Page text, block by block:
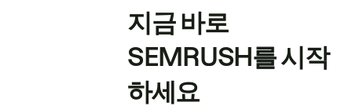
지금 바로
SEMRUSH를 시작
하세요